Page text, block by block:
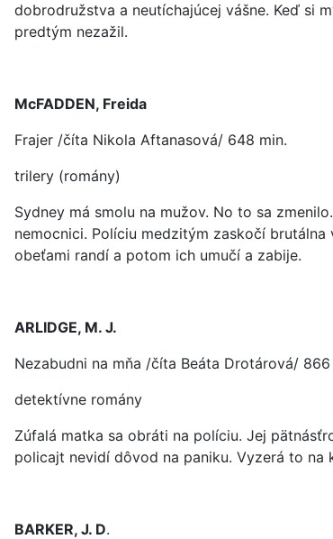
dobrodružstva a neutíchajúcej vášne. Keď si
predtým nezažil.
McFADDEN, Freida
Frajer /číta Nikola Aftanasová/ 648 min.
trilery (romány)
Sydney má smolu na mužov. No to sa
nemocnici. Políciu medzitým zaskočí
obeťami randí a potom ich umučí a zabije.
ARLIDGE, M. J.
Nezabudni na mňa /číta Beáta Drotárová/ 866
detektívne romány
Zúfalá matka sa obráti na políciu. Jej
policajt nevidí dôvod na paniku. Vyzerá to na
BARKER, J. D.